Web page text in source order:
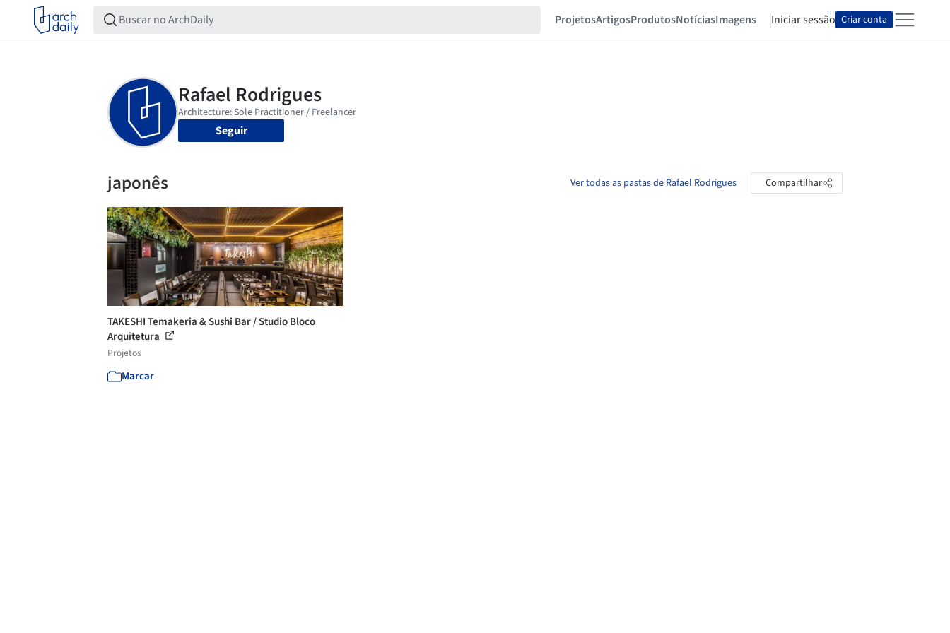
ProjetosArtigosProdutosNotíciasImagens Iniciar sessão Criar conta
Seguir
japonês Ver todas as pastas de Rafael Rodrigues Compartilhar
TAKESHI Temakeria & Sushi Bar / Studio Bloco
Arquitetura
Projetos
Marcar